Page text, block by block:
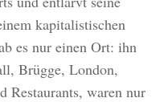
kapitalistischen
es nur einen Ort: ihn
Brügge, London,
Restaurants, waren nur